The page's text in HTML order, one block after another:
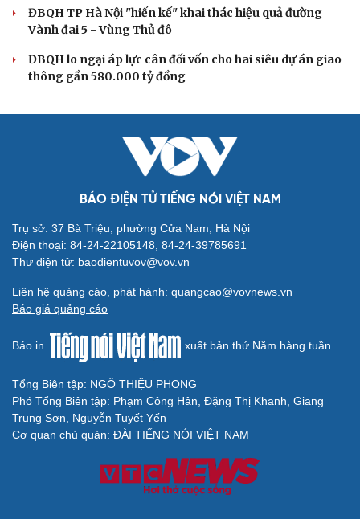
ĐBQH TP Hà Nội "hiến kế" khai thác hiệu quả đường
Vành đai 5 - Vùng Thủ đô
ĐBQH lo ngại áp lực cân đối vốn cho hai siêu dự án giao
thông gần 580.000 tỷ đồng
BÁO ĐIỆN TỬ TIẾNG NÓI VIỆT NAM
Trụ sở: 37 Bà Triệu, phường Cửa Nam, Hà Nội
Điện thoại: 84-24-22105148, 84-24-39785691
Thư điện tử: baodientuvov@vov.vn
Liên hệ quảng cáo, phát hành: quangcao@vovnews.vn
Báo giá quảng cáo
Báo in xuất bản thứ Năm hàng tuần
Tổng Biên tập: NGÔ THIỆU PHONG
Phó Tổng Biên tập: Phạm Công Hân, Đặng Thị Khanh, Giang
Trung Sơn, Nguyễn Tuyết Yến
Cơ quan chủ quản: ĐÀI TIẾNG NÓI VIỆT NAM